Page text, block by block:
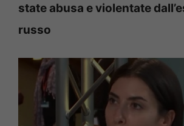
state abusa e violentate
russo